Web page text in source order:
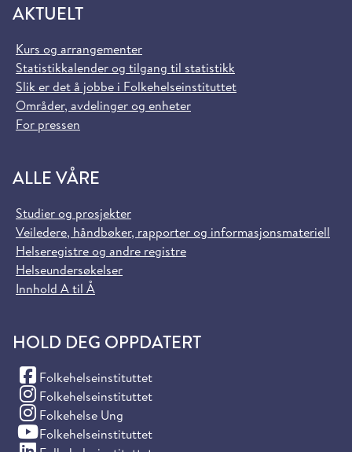
AKTUELT
Kurs og arrangementer
Statistikkalender og tilgang til statistikk
Slik er det å jobbe i Folkehelseinstituttet
Områder, avdelinger og enheter
For pressen
ALLE VÅRE
Studier og prosjekter
Veiledere, håndbøker, rapporter og informasjonsmateriell
Helseregistre og andre registre
Helseundersøkelser
Innhold A til Å
HOLD DEG OPPDATERT
Folkehelseinstituttet
(Facebook)
Folkehelseinstituttet
(Instagram)
Folkehelse Ung
(Instagram)
Folkehelseinstituttet
(YouTube)